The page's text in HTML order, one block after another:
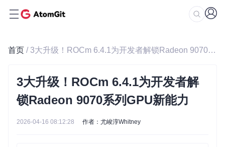
首页 / 3大升级！ROCm 6.4.1为开发者解锁Radeon 9070系列GPU新能力
3大升级！ROCm 6.4.1为开发者解
锁Radeon 9070系列GPU新能力
2026-04-16 08:12:28 作者：尤峻淳Whitney